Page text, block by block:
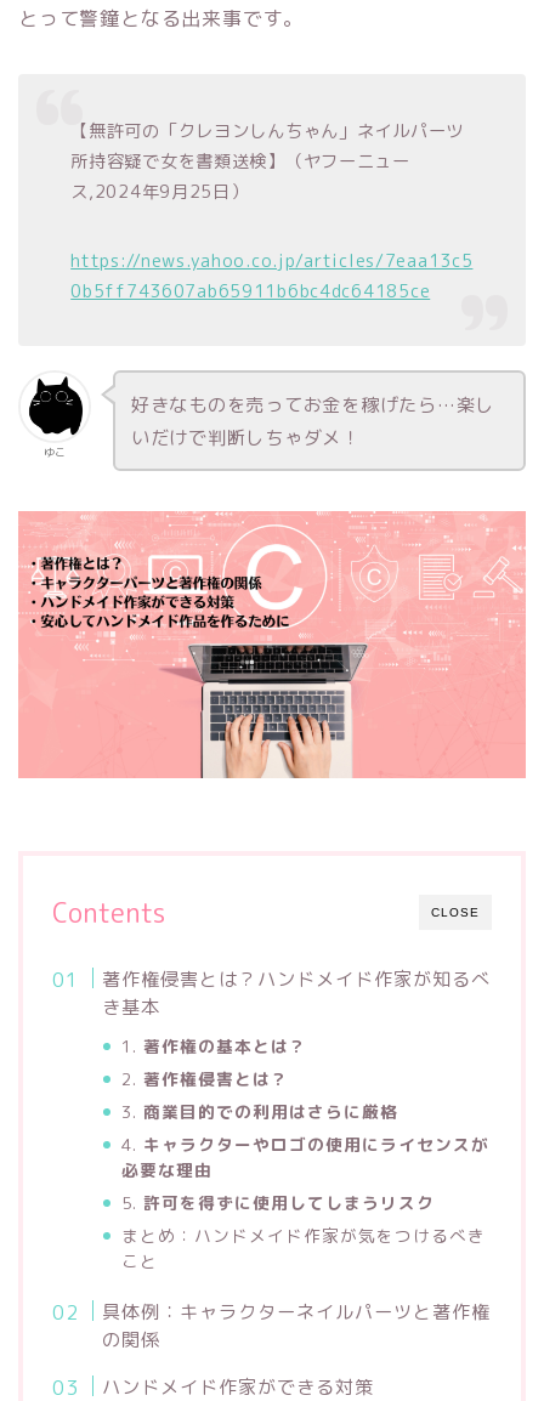
とって警鐘となる出来事です。
【無許可の「クレヨンしんちゃん」ネイルパーツ
所持容疑で女を書類送検】（ヤフーニュー
ス,2024年9月25日）
https://news.yahoo.co.jp/articles/7eaa13c5
0b5ff743607ab65911b6bc4dc64185ce
ゆこ
好きなものを売ってお金を稼げたら…楽し
いだけで判断しちゃダメ！
CLOSE
Contents
著作権侵害とは？ハンドメイド作家が知るべ
き基本
1.著作権の基本とは？
2.著作権侵害とは？
3.商業目的での利用はさらに厳格
4. キャラクターやロゴの使用にライセンスが
必要な理由
5.許可を得ずに使用してしまうリスク
まとめ：ハンドメイド作家が気をつけるべき
こと
具体例：キャラクターネイルパーツと著作権
の関係
ハンドメイド作家ができる対策